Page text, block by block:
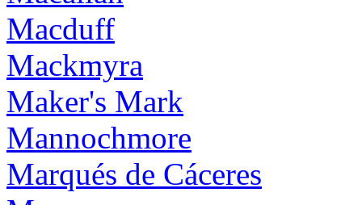
Macduff
Mackmyra
Maker's Mark
Mannochmore
Marqués de Cáceres